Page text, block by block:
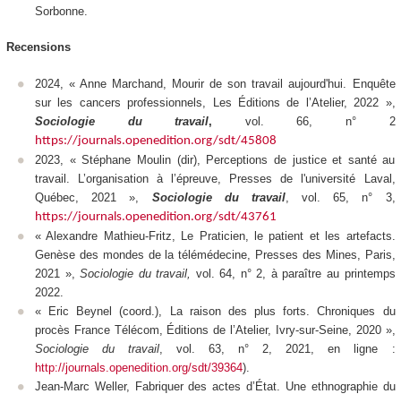
Sorbonne.
Recensions
2024, « Anne Marchand, Mourir de son travail aujourd'hui. Enquête
sur les cancers professionnels , Les Éditions de l’Atelier, 2022 »,
Sociologie du travail, vol. 66, n° 2
https://journals.openedition.org/sdt/45808
2023, « Stéphane Moulin (dir), Perceptions de justice et santé au
travail. L’organisation à l’épreuve, Presses de l'université Laval,
Québec, 2021 », Sociologie du travail,
vol. 65, n° 3,
https://journals.openedition.org/sdt/43761
« Alexandre Mathieu-Fritz, Le Praticien, le patient et les artefacts.
Genèse des mondes de la télémédecine , Presses des Mines, Paris,
2021 »,Sociologie du travail,
vol. 64, n° 2, à paraître au printemps
2022.
« Eric Beynel (coord.), La raison des plus forts. Chroniques du
procès France Télécom , Éditions de l’Atelier, Ivry-sur-Seine, 2020 »,
Sociologie du travail
vol. 63, n° 2, 2021, en ligne :
http://journals.openedition.org/sdt/39364).
Jean-Marc Weller, Fabriquer des actes d’État. Une ethnographie du